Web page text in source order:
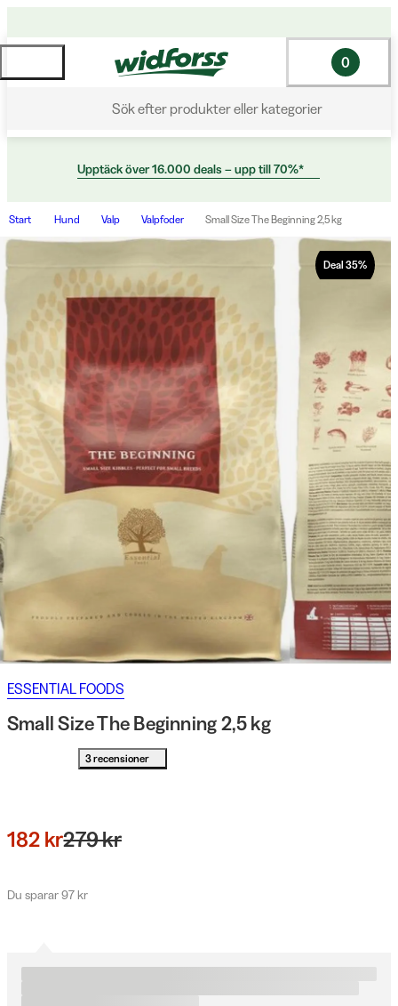
Sök efter produkter eller kategorier
0
Upptäck över 16.000 deals – upp till 70%*
Start Hund Valp Valpfoder Small Size The Beginning 2,5 kg
Deal 35%
ESSENTIAL FOODS
Small Size The Beginning 2,5 kg
3 recensioner
182 kr279 kr
Du sparar 97 kr